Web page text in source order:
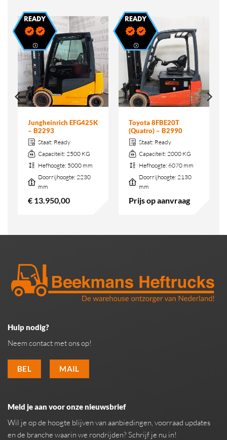
Jungheinrich EFG425K
– B2293
Staat: Ready
Capaciteit: 2500 KG
Hefhoogte: 5000 mm
Doorrijhoogte: 2230
mm
€13.950,00
Toyota 8FBE20T
(Quatro) – B2990
Staat: Ready
Capaciteit: 2000 KG
Hefhoogte: 6070 mm
Doorrijhoogte: 2130
mm
Prijs op aanvraag
Hulp nodig?
Neem contact met ons op!
BEL MAIL
Meld je aan voor onze nieuwsbrief
Wil je op de hoogte blijven van aanbiedingen, voorraad updates
en de branche waarin we rondrijden? Schrijf je nu in!